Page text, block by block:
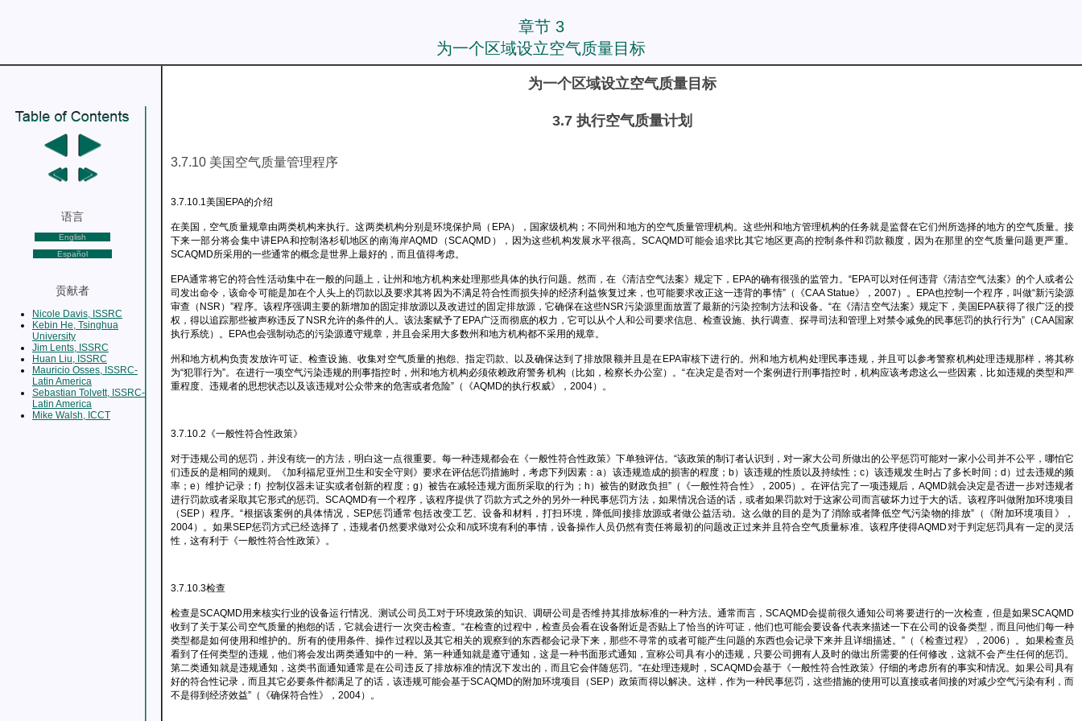
为一个区域设立空气质量目标
3.7 执行空气质量计划
3.7.10 美国空气质量管理程序
3.7.10.1美国EPA的介绍
在美国，空气质量规章由两类机构来执行。这两类机构分别是环境保护局（EPA），国家级机构；不同州和地方的空气质量管理机构。这些州和地方管理机构的任务就是监督在它们州所选择的地方的空气质量。接
下来一部分将会集中讲EPA和控制洛杉矶地区的南海岸AQMD（SCAQMD），因为这些机构发展水平很高。SCAQMD可能会追求比其它地区更高的控制条件和罚款额度，因为在那里的空气质量问题更严重。
SCAQMD所采用的一些通常的概念是世界上最好的，而且值得考虑。
EPA通常将它的符合性活动集中在一般的问题上，让州和地方机构来处理那些具体的执行问题。然而，在《清洁空气法案》规定下，EPA的确有很强的监管力。“EPA可以对任何违背《清洁空气法案》的个人或者公
司发出命令，该命令可能是加在个人头上的罚款以及要求其将因为不满足符合性而损失掉的经济利益恢复过来，也可能要求改正这一违背的事情”（《CAA Statue》，2007）。EPA也控制一个程序，叫做“新污染源
审查（NSR）”程序。该程序强调主要的新增加的固定排放源以及改进过的固定排放源，它确保在这些NSR污染源里面放置了最新的污染控制方法和设备。“在《清洁空气法案》规定下，美国EPA获得了很广泛的授
权，得以追踪那些被声称违反了NSR允许的条件的人。该法案赋予了EPA广泛而彻底的权力，它可以从个人和公司要求信息、检查设施、执行调查、探寻司法和管理上对禁令减免的民事惩罚的执行行为”（CAA国家
执行系统）。EPA也会强制动态的污染源遵守规章，并且会采用大多数州和地方机构都不采用的规章。
州和地方机构负责发放许可证、检查设施、收集对空气质量的抱怨、指定罚款、以及确保达到了排放限额并且是在EPA审核下进行的。州和地方机构处理民事违规，并且可以参考警察机构处理违规那样，将其称
为“犯罪行为”。在进行一项空气污染违规的刑事指控时，州和地方机构必须依赖政府警务机构（比如，检察长办公室）。“在决定是否对一个案例进行刑事指控时，机构应该考虑这么一些因素，比如违规的类型和严
重程度、违规者的思想状态以及该违规对公众带来的危害或者危险”（《AQMD的执行权威》，2004）。
3.7.10.2《一般性符合性政策》
对于违规公司的惩罚，并没有统一的方法，明白这一点很重要。每一种违规都会在《一般性符合性政策》下单独评估。“该政策的制订者认识到，对一家大公司所做出的公平惩罚可能对一家小公司并不公平，哪怕它
们违反的是相同的规则。《加利福尼亚州卫生和安全守则》要求在评估惩罚措施时，考虑下列因素：a）该违规造成的损害的程度；b）该违规的性质以及持续性；c）该违规发生时占了多长时间；d）过去违规的频
率；e）维护记录；f）控制仪器未证实或者创新的程度；g）被告在减轻违规方面所采取的行为；h）被告的财政负担”（《一般性符合性》，2005）。在评估完了一项违规后，AQMD就会决定是否进一步对违规者
进行罚款或者采取其它形式的惩罚。SCAQMD有一个程序，该程序提供了罚款方式之外的另外一种民事惩罚方法，如果情况合适的话，或者如果罚款对于这家公司而言破坏力过于大的话。该程序叫做附加环境项目
（SEP）程序。“根据该案例的具体情况，SEP惩罚通常包括改变工艺、设备和材料，打扫环境，降低间接排放源或者做公益活动。这么做的目的是为了消除或者降低空气污染物的排放”（《附加环境项目》，
2004）。如果SEP惩罚方式已经选择了，违规者仍然要求做对公众和/或环境有利的事情，设备操作人员仍然有责任将最初的问题改正过来并且符合空气质量标准。该程序使得AQMD对于判定惩罚具有一定的灵活
性，这有利于《一般性符合性政策》。
3.7.10.3检查
检查是SCAQMD用来核实行业的设备运行情况、测试公司员工对于环境政策的知识、调研公司是否维持其排放标准的一种方法。通常而言，SCAQMD会提前很久通知公司将要进行的一次检查，但是如果SCAQMD
收到了关于某公司空气质量的抱怨的话，它就会进行一次突击检查。“在检查的过程中，检查员会看在设备附近是否贴上了恰当的许可证，他们也可能会要设备代表来描述一下在公司的设备类型，而且问他们每一种
类型都是如何使用和维护的。所有的使用条件、操作过程以及其它相关的观察到的东西都会记录下来，那些不寻常的或者可能产生问题的东西也会记录下来并且详细描述。”（《检查过程》，2006）。如果检查员
看到了任何类型的违规，他们将会发出两类通知中的一种。第一种通知就是遵守通知，这是一种书面形式通知，宣称公司具有小的违规，只要公司拥有人及时的做出所需要的任何修改，这就不会产生任何的惩罚。
第二类通知就是违规通知，这类书面通知通常是在公司违反了排放标准的情况下发出的，而且它会伴随惩罚。“在处理违规时，SCAQMD会基于《一般性符合性政策》仔细的考虑所有的事实和情况。如果公司具有
好的符合性记录，而且其它必要条件都满足了的话，该违规可能会基于SCAQMD的附加环境项目（SEP）政策而得以解决。这样，作为一种民事惩罚，这些措施的使用可以直接或者间接的对减少空气污染有利，而
不是得到经济效益”（《确保符合性》，2004）。
章节 3
为一个区域设立空气质量目标
语言
English
Español
贡献者
Nicole Davis, ISSRC
Kebin He, Tsinghua
University
Jim Lents, ISSRC
Huan Liu, ISSRC
Mauricio Osses, ISSRC-
Latin America
Sebastian Tolvett, ISSRC-
Latin America
Mike Walsh, ICCT